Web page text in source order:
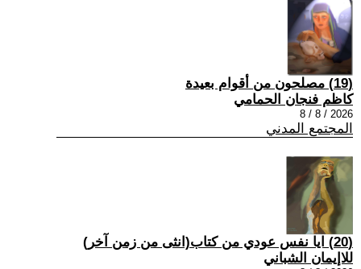
(19) مصلحون من أقوام بعيدة
كاظم فنجان الحمامي
2026 / 8 / 8
المجتمع المدني
(20) ايا نفس عودي من كتاب(انثى من زمن آخر)
للاإيمان الشباني